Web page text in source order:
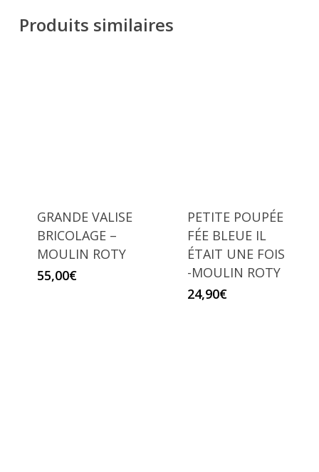
Produits similaires
GRANDE VALISE
BRICOLAGE –
MOULIN ROTY
55,00€
PETITE POUPÉE
FÉE BLEUE IL
ÉTAIT UNE FOIS
-MOULIN ROTY
24,90€